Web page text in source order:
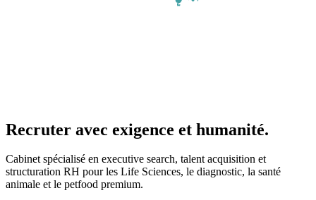
Recruter avec exigence et humanité.
Cabinet spécialisé en executive search, talent acquisition et
structuration RH pour les Life Sciences, le diagnostic, la santé
animale et le petfood premium.